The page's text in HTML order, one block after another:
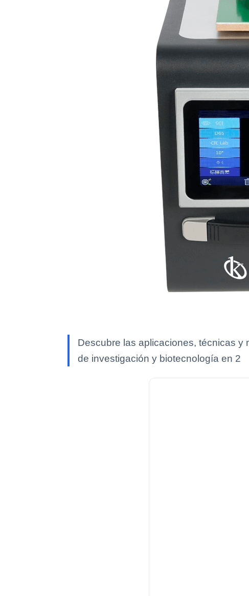
Descubre las aplicaciones, técnicas y
de investigación y biotecnología en 2